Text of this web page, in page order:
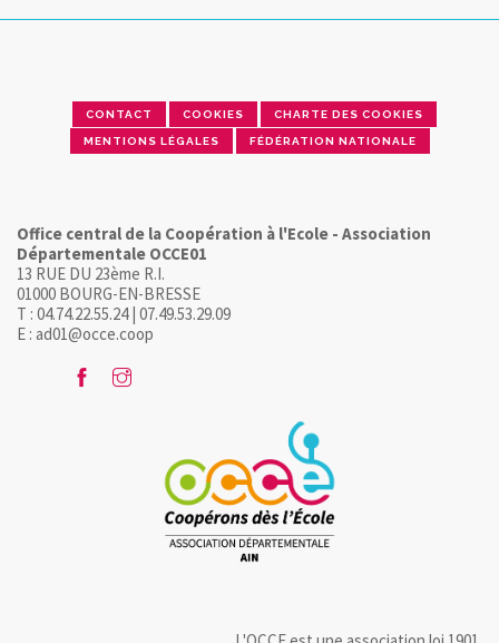
CONTACT COOKIES CHARTE DES COOKIES
MENTIONS LÉGALES FÉDÉRATION NATIONALE
Office central de la Coopération à l'Ecole - Association
Départementale OCCE01
13 RUE DU 23ème R.I.
01000 BOURG-EN-BRESSE
T : 04.74.22.55.24 | 07.49.53.29.09
E : ad01@occe.coop